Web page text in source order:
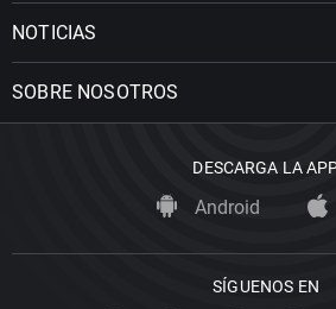
NOTICIAS
SOBRE NOSOTROS
DESCARGA LA
Android
SÍGUENOS EN